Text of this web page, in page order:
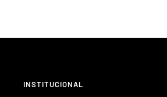
INSTITUCIONAL